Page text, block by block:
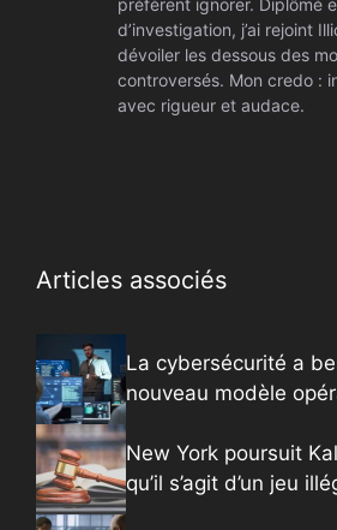
d’investigation, j’ai rejoint
dévoiler les dessous des
controversés. Mon credo :
avec rigueur et audace.
Articles associés
La cybersécurité a
nouveau modèle
New York poursuit
qu’il s’agit d’un jeu